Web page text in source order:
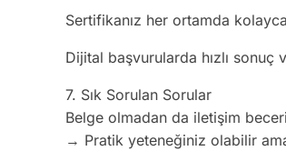
Sertifikanız her ortamda
Dijital başvurularda hızlı sonuç
7. Sık Sorulan Sorular
Belge olmadan da iletişim
→ Pratik yeteneğiniz olabilir